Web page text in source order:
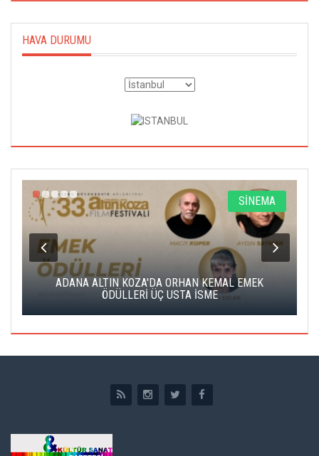
HAVA DURUMU
SİNEMA
ADANA ALTIN KOZA'DA ORHAN KEMAL EMEK
ÖDÜLLERİ ÜÇ USTA İSME